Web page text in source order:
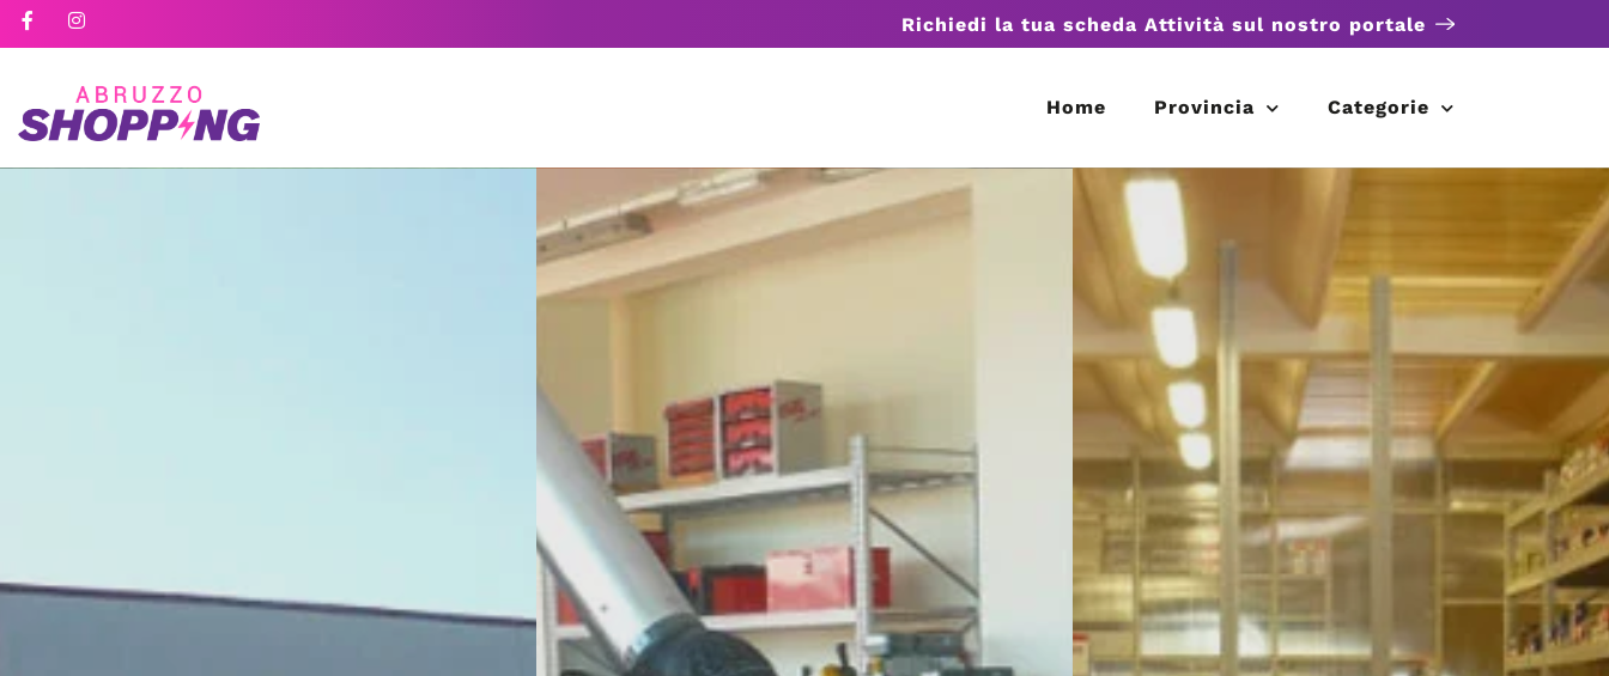
Richiedi la tua scheda Attività sul nostro portale
Home Provincia Categorie